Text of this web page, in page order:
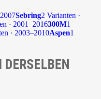
Sebring2 Varianten ·
· 2001–2016300M1
· 2003–2010Aspen1